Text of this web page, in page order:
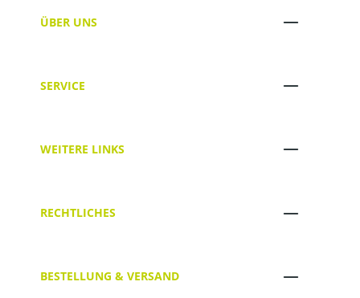
ÜBER UNS
SERVICE
WEITERE LINKS
RECHTLICHES
BESTELLUNG & VERSAND